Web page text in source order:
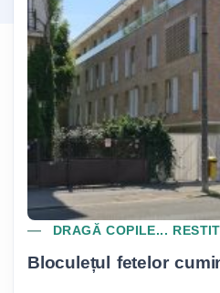
DRAGĂ COPILE...
Bloculețul fetelor